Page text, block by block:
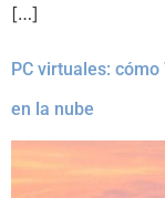
[…]
PC virtuales:
en la nube